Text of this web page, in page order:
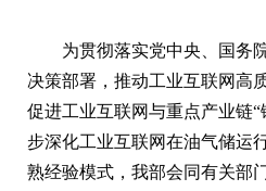
为贯彻落实党中央、国务
决策部署，推动工业互联网高
促进工业互联网与重点产业链
步深化工业互联网在油气储运
熟经验模式，我部会同有关部